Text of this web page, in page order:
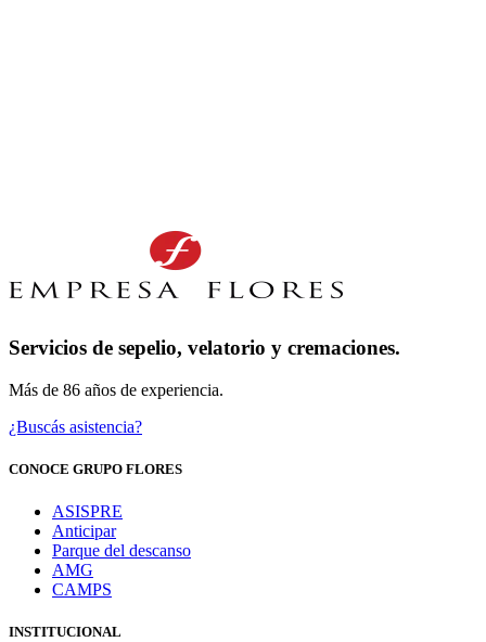
Servicios de sepelio, velatorio y cremaciones.
Más de 86 años de experiencia.
¿Buscás asistencia?
CONOCE GRUPO FLORES
ASISPRE
Anticipar
Parque del descanso
AMG
CAMPS
INSTITUCIONAL